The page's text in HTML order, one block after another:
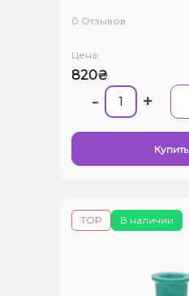
0 Отзывов
Цена:
820₴
- +
Купить
В наличии
TOP